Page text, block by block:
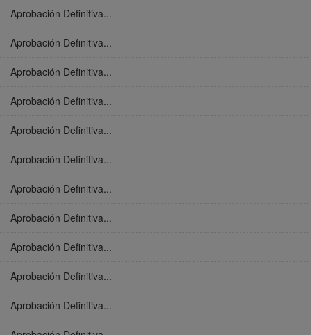
Aprobación Definitiva...
Aprobación Definitiva...
Aprobación Definitiva...
Aprobación Definitiva...
Aprobación Definitiva...
Aprobación Definitiva...
Aprobación Definitiva...
Aprobación Definitiva...
Aprobación Definitiva...
Aprobación Definitiva...
Aprobación Definitiva...